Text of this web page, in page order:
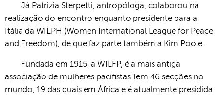
Já Patrizia Sterpetti, antropóloga, colaborou na
realização do encontro enquanto presidente para a
Itália da WILPH (Women International League for Peace
and Freedom), de que faz parte também a Kim Poole.
Fundada em 1915, a WILFP, é a mais antiga
associação de mulheres pacifistas.Tem 46 secções no
mundo, 19 das quais em África e é atualmente presidida